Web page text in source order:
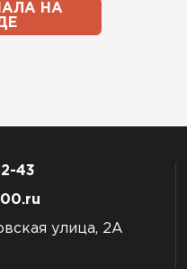
НА
43
улица, 2А